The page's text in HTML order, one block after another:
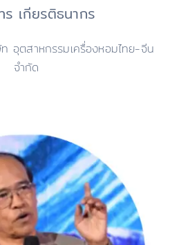
เกียรติธนากร
อุตสาหกรรมเครื่องหอมไทย-จีน
จำกัด